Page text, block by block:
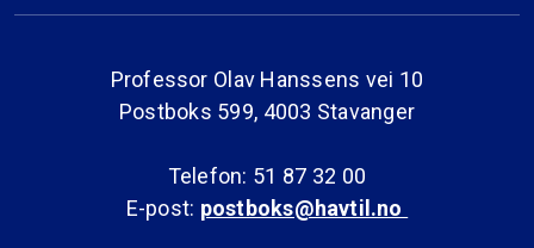
Professor Olav Hanssens vei 10
Postboks 599, 4003 Stavanger
Telefon: 51 87 32 00
E-post: postboks@havtil.no